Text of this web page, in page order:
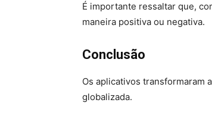
É importante ressaltar que,
maneira positiva ou negativa.
Conclusão
Os aplicativos transformaram
globalizada.